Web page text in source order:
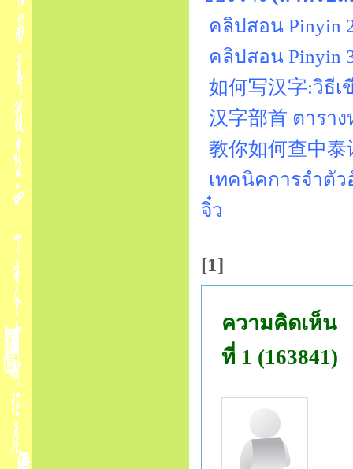
คลิปสอน Pinyin
คลิปสอน Pinyin
如何写汉字:วิธี
汉字部首 ตารา
教你如何查中
เทคนิคการจำตัว
จิ๋ว
[1]
ความคิดเห็น
ที่ 1 (163841)